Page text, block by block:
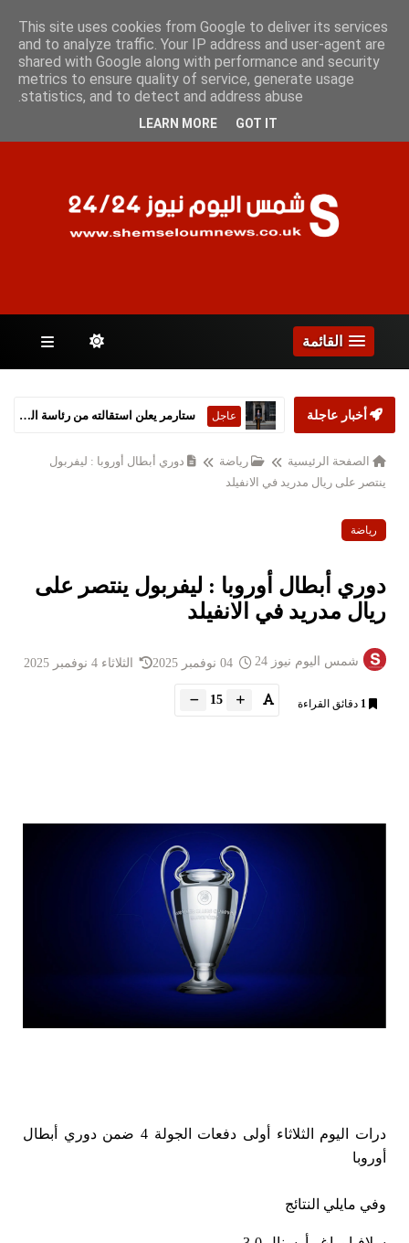
الخميس 6 أغسطس 2026
الصفحات
القائمة
أخبار عاجلة عاجل ستارمر يعلن استقالته من رئاسة الحكومة البريطانية
الصفحة الرئيسية رياضة
دوري أبطال أوروبا : ليفربول
ينتصر على ريال مدريد في الانفيلد
رياضة
دوري أبطال أوروبا : ليفربول ينتصر على
ريال مدريد في الانفيلد
شمس اليوم نيوز 24 الثلاثاء 4 نوفمبر 2025
1 دقائق القراءة 15
درات
اليوم الثلاثاء أولى دفعات الجولة 4 ضمن دوري أبطال
أوروبا
وفي مايلي النتائج
This site uses cookies from Google to deliver its services
and to analyze traffic. Your IP address and user-agent are
shared with Google along with performance and security
metrics to ensure quality of service, generate usage
statistics, and to detect and address abuse.
LEARN MORE GOT IT